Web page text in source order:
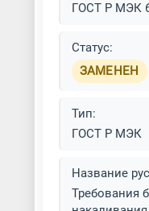
ГОСТ Р МЭК
Статус:
ЗАМЕНЕН
Тип:
ГОСТ Р МЭК
Название
Требования